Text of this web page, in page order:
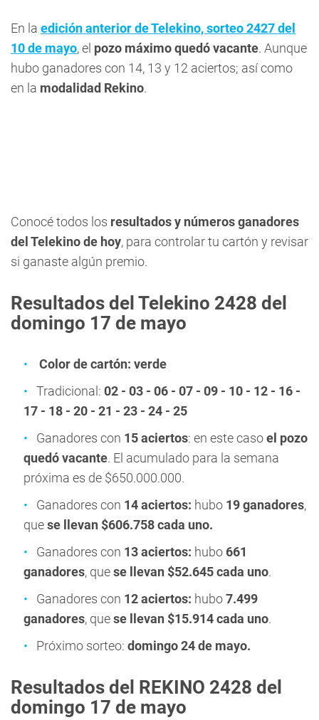
En la edición anterior de Telekino, sorteo 2427 del
10 de mayo, el pozo máximo quedó vacante. Aunque
hubo ganadores con 14, 13 y 12 aciertos; así como
en la modalidad Rekino.
Conocé todos los resultados y números ganadores
del Telekino de hoy, para controlar tu cartón y revisar
si ganaste algún premio.
Resultados del Telekino 2428 del
domingo 17 de mayo
Color de cartón: verde
Tradicional: 02 - 03 - 06 - 07 - 09 - 10 - 12 - 16 -
17 - 18 - 20 - 21 - 23 - 24 - 25
Ganadores con 15 aciertos: en este casoel pozo
quedó vacante. El acumulado para la semana
próxima es de $650.000.000.
Ganadores con 14 aciertos: hubo 19 ganadores,
quese llevan $606.758 cada uno.
Ganadores con 13 aciertos: hubo 661
ganadores, quese llevan $52.645 cada uno.
Ganadores con 12 aciertos: hubo7.499
ganadores, quese llevan $15.914 cada uno.
Próximo sorteo: domingo 24 de mayo.
Resultados del REKINO 2428 del
domingo 17 de mayo